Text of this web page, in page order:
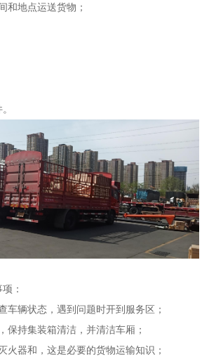
和地点运送货物；
：
车辆状态，遇到问题时开到服务区；
保持集装箱清洁，并清洁车厢；
火器和，这是必要的货物运输知识；